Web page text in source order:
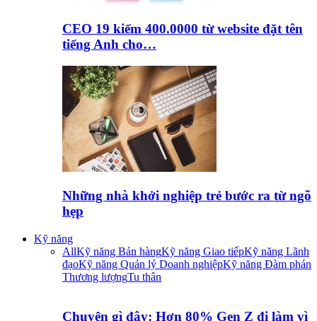
CEO 19 kiếm 400.0000 từ website đặt tên
tiếng Anh cho…
Những nhà khởi nghiệp trẻ bước ra từ ngõ
hẹp
Kỹ năng
AllKỹ năng Bán hàngKỹ năng Giao tiếpKỹ năng Lãnh
đạoKỹ năng Quản lý Doanh nghiệpKỹ năng Đàm phán
Thương lượngTu thân
Chuyện gì đây: Hơn 80% Gen Z đi làm vì